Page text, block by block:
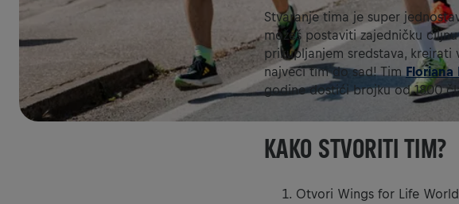
Stvaranje tima je super
možeš postaviti zajedničku
prikupljanjem sredstava,
najveći tim do sad! Tim Floriana
godine dostići brojku od 1800
KAKO STVORITI TIM?
Otvori Wings for Life